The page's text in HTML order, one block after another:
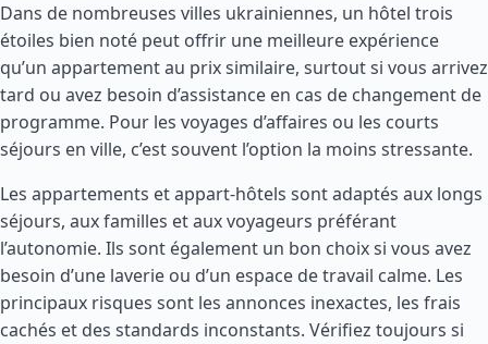
Dans de nombreuses villes ukrainiennes, un hôtel trois
étoiles bien noté peut offrir une meilleure expérience
qu’un appartement au prix similaire, surtout si vous arrivez
tard ou avez besoin d’assistance en cas de changement de
programme. Pour les voyages d’affaires ou les courts
séjours en ville, c’est souvent l’option la moins stressante.
Les appartements et appart-hôtels sont adaptés aux longs
séjours, aux familles et aux voyageurs préférant
l’autonomie. Ils sont également un bon choix si vous avez
besoin d’une laverie ou d’un espace de travail calme. Les
principaux risques sont les annonces inexactes, les frais
cachés et des standards inconstants. Vérifiez toujours si